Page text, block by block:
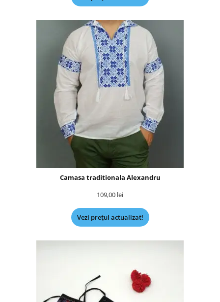
Camasa traditionala Alexandru
109,00 lei
Vezi prețul actualizat!